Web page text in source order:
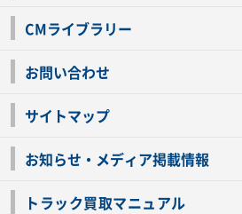
CMライブラリー
お問い合わせ
サイトマップ
お知らせ・メディア掲載情報
トラック買取マニュアル